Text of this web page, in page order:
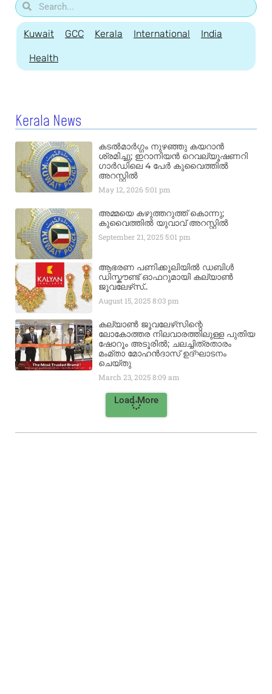
Kuwait GCC Kerala International India
Health
Kerala News
കടൽമാർഗ്ഗം നുഴഞ്ഞു കയറാൻ
ശ്രമിച്ചു; ഇറാനിയൻ റെവല്യൂഷണറി
ഗാർഡിലെ 4 പേർ കുവൈത്തിൽ
അറസ്റ്റിൽ
May 12, 20265:01 pm
അമ്മയെ കഴുത്തറുത്ത് കൊന്നു;
കുവൈത്തിൽ യുവാവ് അറസ്റ്റിൽ
September 21, 20255:01 pm
ആഭരണ പണിക്കൂലിയിൽ ഡബിൾ
ഡിസ്കൗണ്ട് ഓഫറുമായി കല്യാൺ
ജൂവലേഴ്‌സ്..
August 15, 20258:03 pm
കല്യാൺ ജൂവലേഴ്‌സിന്റെ
ലോകോത്തര നിലവാരത്തിലുള്ള പുതിയ
ഷോറൂം അടൂരിൽ; ചലച്ചിത്രതാരം
മംമ്താ മോഹൻദാസ് ഉദ്ഘാടനം
ചെയ്‌തു
March 23, 20258:09 am
Load More